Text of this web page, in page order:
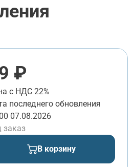
₽
с НДС 22%
последнего обновления
07.08.2026
заказ
В корзину